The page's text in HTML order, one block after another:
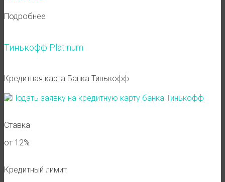
Подробнее
Тинькофф Platinum
Кредитная карта Банка Тинькофф
Ставка
от 12%
Кредитный лимит